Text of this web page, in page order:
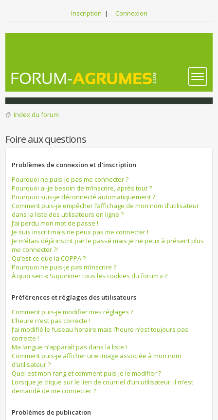
Inscription | Connexion
Index du forum
Foire aux questions
Problèmes de connexion et d’inscription
Pourquoi ne puis-je pas me connecter ?
Pourquoi ai-je besoin de m’inscrire, après tout ?
Pourquoi suis-je déconnecté automatiquement ?
Comment puis-je empêcher l’affichage de mon nom d’utilisateur
dans la liste des utilisateurs en ligne ?
J’ai perdu mon mot de passe !
Je suis inscrit mais ne peux pas me connecter !
Je m’étais déjà inscrit par le passé mais je ne peux à présent plus
me connecter ?!
Qu’est-ce que la COPPA ?
Pourquoi ne puis-je pas m’inscrire ?
À quoi sert « Supprimer tous les cookies du forum » ?
Préférences et réglages des utilisateurs
Comment puis-je modifier mes réglages ?
L’heure n’est pas correcte !
J’ai modifié le fuseau horaire mais l’heure n’est toujours pas
correcte !
Ma langue n’apparaît pas dans la liste !
Comment puis-je afficher une image associée à mon nom
d’utilisateur ?
Quel est mon rang et comment puis-je le modifier ?
Lorsque je clique sur le lien de courriel d’un utilisateur, il m’est
demandé de me connecter ?
Problèmes de publication